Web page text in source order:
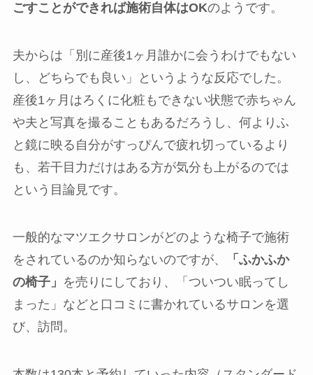
ごすことができれば施術自体はOKのようです。
夫からは「別に産後1ヶ月誰かに会うわけでもない
し、どちらでも良い」というような反応でした。
産後1ヶ月はろくに化粧もできない状態で赤ちゃん
や夫と写真を撮ることもあるだろうし、何よりふ
と鏡に映る自分がすっぴんで疲れ切っているより
も、若干目力だけはある方が気分も上がるのでは
という目論見です。
一般的なマツエクサロンがどのような椅子で施術
をされているのか知らないのですが、
「ふかふか
の椅子」 を売りにしており、「ついつい眠ってし
まった」などと口コミに書かれているサロンを選
び、訪問。